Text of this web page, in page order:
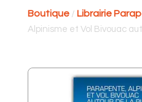
Boutique/ Librairie
Alpinisme et Vol Bivouac